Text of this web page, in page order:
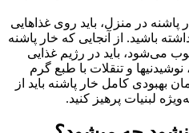
در منزل، باید روی غذاهایی
باشید. از آنجایی که خار پاشنه
می‌شود، باید در رژیم غذایی
روزانه‌تان به‌دنبال مصرف غذاها، نوشیدنی‎ها و تنقلات با طبع گرم
بهبودی کامل خار پاشنه باید از
لبنیات پرهیز کنید.